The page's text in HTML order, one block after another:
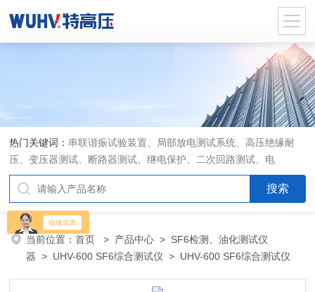
热门关键词： 串联谐振试验装置、局部放电测试系统、高压绝缘耐
压、变压器测试、断路器测试、继电保护、二次回路测试、电
当前位置：首页 > 产品中心 > SF6检测、油化测试仪
器 > UHV-600 SF6综合测试仪 > UHV-600 SF6综合测试仪